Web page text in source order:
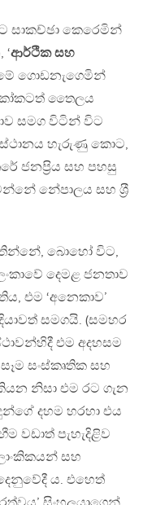
සාකච්ඡා කෙරෙමින්
ආර්ථික සහ
ගොඩනැගෙමින්
තෛලය
සමග විටින් විට
හැරුණු කොට,
ජනප‍්‍රිය සහ පහසු
නේපාලය සහ ශ‍්‍රී
බොහෝ විට,
දෙමළ ජනතාව
එම ‘අනෙකාව’
සමගයි. (සමහර
එම අදහසම
සංස්කෘතික සහ
නිසා එම රට ගැන
දහම හරහා එය
වඩාත් පැහැදිළිව
සහ
ය. එහෙත්